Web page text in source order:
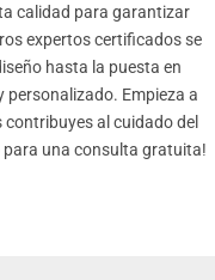
calidad para garantizar
expertos certificados se
hasta la puesta en
personalizado. Empieza a
al cuidado del
para una consulta gratuita!